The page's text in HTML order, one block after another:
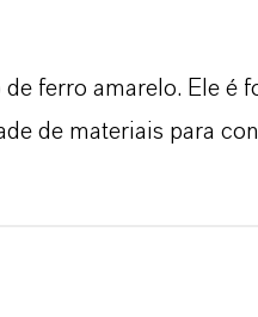
ferro amarelo. Ele é
de materiais para